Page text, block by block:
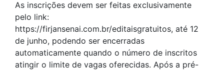
As inscrições devem ser feitas exclusivamente
pelo link:
https://firjansenai.com.br/editaisgratuitos, até 12
de junho, podendo ser encerradas
automaticamente quando o número de inscritos
atingir o limite de vagas oferecidas. Após a pré-